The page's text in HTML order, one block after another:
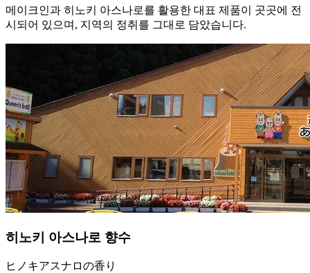
메이크인과 히노키 아스나로를 활용한 대표 제품이 곳곳에 전
시되어 있으며, 지역의 정취를 그대로 담았습니다.
히노키 아스나로 향수
ヒノキアスナロの香り